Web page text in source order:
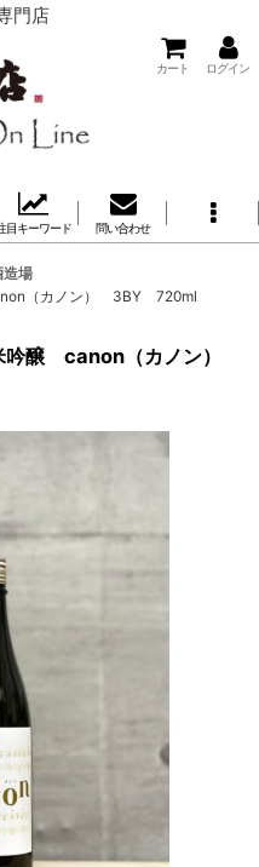
門店
カート ログイン
目キーワード 問い合わせ
造場
（カノン） 3BY 720ml
吟醸 canon（カノン）